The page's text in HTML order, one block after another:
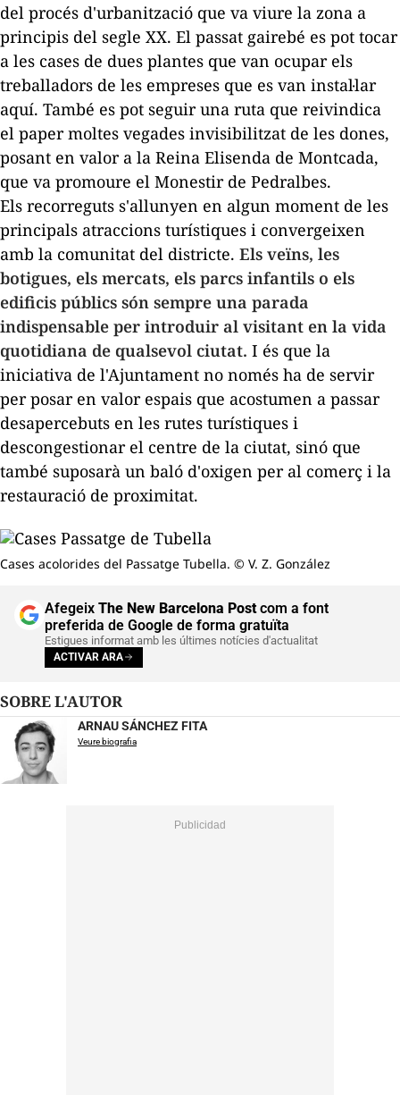
del procés d'urbanització que va viure la zona a
principis del segle XX. El passat gairebé es pot tocar
a les cases de dues plantes que van ocupar els
treballadors de les empreses que es van instal·lar
aquí. També es pot seguir una ruta que reivindica
el paper moltes vegades invisibilitzat de les dones,
posant en valor a la Reina Elisenda de Montcada,
que va promoure el Monestir de Pedralbes.
Els recorreguts s'allunyen en algun moment de les
principals atraccions turístiques i convergeixen
amb la comunitat del districte. Els veïns, les
botigues, els mercats, els parcs infantils o els
edificis públics són sempre una parada
indispensable per introduir al visitant en la vida
quotidiana de qualsevol ciutat. I és que la
iniciativa de l'Ajuntament no només ha de servir
per posar en valor espais que acostumen a passar
desapercebuts en les rutes turístiques i
descongestionar el centre de la ciutat, sinó que
també suposarà un baló d'oxigen per al comerç i la
restauració de proximitat.
Cases acolorides del Passatge Tubella. © V. Z. González
Afegeix The New Barcelona Postcom a font
preferida de Google de forma gratuïta
Estigues informat amb les últimes notícies d'actualitat
ACTIVAR ARA
SOBRE L'AUTOR
ARNAU SÁNCHEZ FITA
Veure biografia